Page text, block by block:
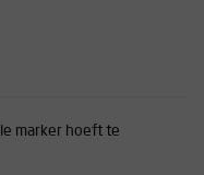
marker hoeft te